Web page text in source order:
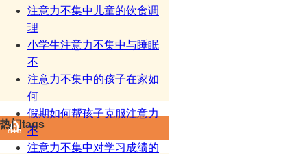
注意力不集中儿童的饮食调
理
小学生注意力不集中与睡眠
不
注意力不集中的孩子在家如
何
假期如何帮孩子克服注意力
不
注意力不集中对学习成绩的
热门tags